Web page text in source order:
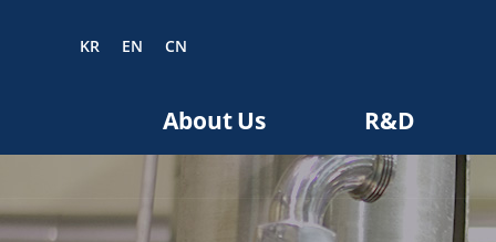
KR EN CN
About Us R&D